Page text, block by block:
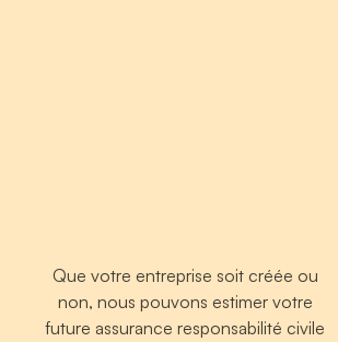
Que votre entreprise soit créée ou
non, nous pouvons estimer votre
future assurance responsabilité civile